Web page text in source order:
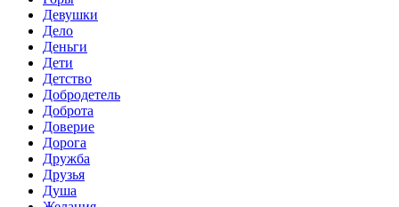
Девушки
Дело
Деньги
Дети
Детство
Добродетель
Доброта
Доверие
Дорога
Дружба
Друзья
Душа